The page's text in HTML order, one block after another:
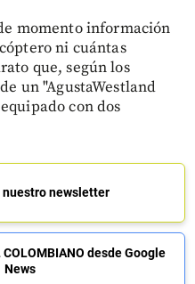
momento información
ni cuántas
que, según los
un "AgustaWestland
con dos
newsletter
desde Google
News